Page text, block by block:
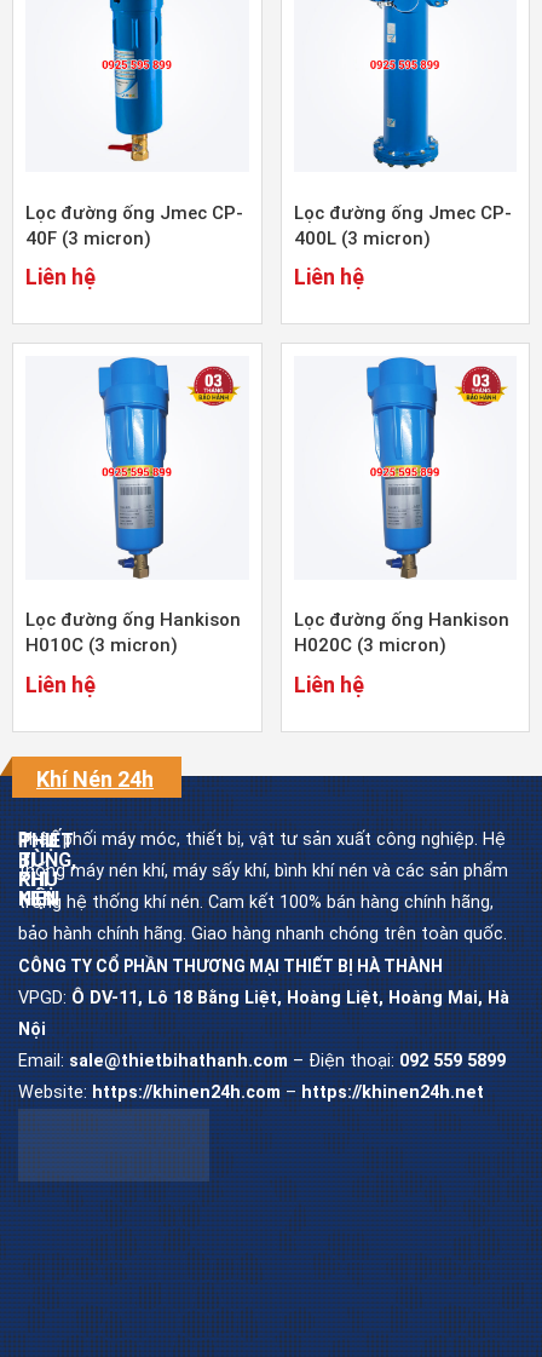
Lọc đường ống Jmec CP-
40F (3 micron)
Liên hệ
Lọc đường ống Jmec CP-
400L (3 micron)
Liên hệ
Lọc đường ống Hankison
H010C (3 micron)
Liên hệ
Lọc đường ống Hankison
H020C (3 micron)
Liên hệ
Khí Nén 24h
Phân phối máy móc, thiết bị, vật tư sản xuất công nghiệp. Hệ
thống máy nén khí, máy sấy khí, bình khí nén và các sản phẩm
trong hệ thống khí nén. Cam kết 100% bán hàng chính hãng,
bảo hành chính hãng. Giao hàng nhanh chóng trên toàn quốc.
CÔNG TY CỔ PHẦN THƯƠNG MẠI THIẾT BỊ HÀ THÀNH
VPGD: Ô DV-11, Lô 18 Bằng Liệt, Hoàng Liệt, Hoàng Mai, Hà
Nội
Email:sale@thietbihathanh.com– Điện thoại: 092 559 5899
Website: https://khinen24h.com–https://khinen24h.net
THIẾT
BỊ
KHÍ
NÉN
Máy
nén
khí
trục
vít
Máy
nén
khí
piston
Máy
sấy
Bình
chứa
nén
Bộ
lọc
khí
nén
PHỤ
TÙNG,
PHỤ
KIỆN
Dầu
máy
nén
khí
Lọc
dầu
máy
trục
vít
Lọc
khí
trục
vít
Lọc
tách
máy
trục
vít
Van
khí
nén